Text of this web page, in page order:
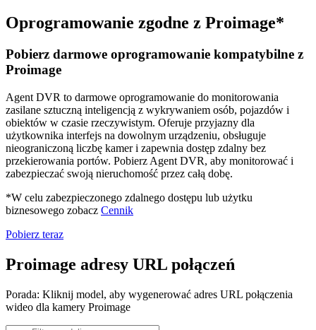
Oprogramowanie zgodne z Proimage*
Pobierz darmowe oprogramowanie kompatybilne z
Proimage
Agent DVR to darmowe oprogramowanie do monitorowania
zasilane sztuczną inteligencją z wykrywaniem osób, pojazdów i
obiektów w czasie rzeczywistym. Oferuje przyjazny dla
użytkownika interfejs na dowolnym urządzeniu, obsługuje
nieograniczoną liczbę kamer i zapewnia dostęp zdalny bez
przekierowania portów. Pobierz Agent DVR, aby monitorować i
zabezpieczać swoją nieruchomość przez całą dobę.
*W celu zabezpieczonego zdalnego dostępu lub użytku
biznesowego zobacz Cennik
Pobierz teraz
Proimage adresy URL połączeń
Porada: Kliknij model, aby wygenerować adres URL połączenia
wideo dla kamery Proimage